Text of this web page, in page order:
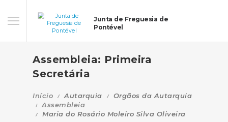
Junta de Freguesia de
Pontével
Assembleia: Primeira
Secretária
Início Autarquia
Orgãos da Autarquia
Assembleia
Maria do Rosário Moleiro Silva Oliveira